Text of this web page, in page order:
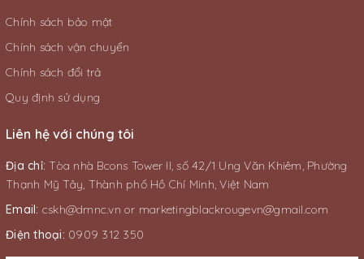
Chính sách bảo mật
Chính sách vận chuyển
Chính sách đổi trả
Quy định sử dụng
Liên hệ với chúng tôi
Địa chỉ: Tòa nhà Bcons Tower II, số 42/1 Ung Văn Khiêm, Phường
Thạnh Mỹ Tây, Thành phố Hồ Chí Minh, Việt Nam
Email: cskh@dmnc.vn or marketingblackrougevn@gmail.com
Điện thoại: 0909 312 350